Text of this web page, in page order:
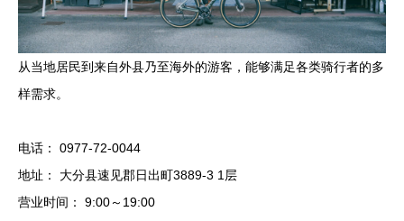
从当地居民到来自外县乃至海外的游客，能够满足各类骑行者的多
样需求。
电话： 0977-72-0044
地址： 大分县速见郡日出町3889-3 1层
营业时间： 9:00～19:00